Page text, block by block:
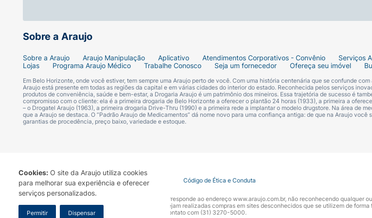
Cookies: O site da Araujo utiliza cookies
para melhorar sua experiência e oferecer
serviços personalizados.
Permitir Dispensar
Caprililglicol; Propilenoglicol; Cloreto de palmitamidopropiltrimônio; Proteína de
compressa; Fenilpropanol; Pidolato de sódio; Propanodiol; Lactato de sódio;
pidólico; Proteína de milho hidrolisada; Proteína de soja hidrolisada; Glúten de trigo
feniletílico; Sorbato de potássio; Glicina; Alanina; Ácido benzoico; Serina;
Treonina; Fenilalanina; Histidina; Isoleucina; Gliconato de cálcio; Tocoferol; Alfa-
Linalol.
Sobre a Araujo
Sobre a Araujo Araujo Manipulação Aplicativo Atendimentos Corporativos - Convênio Serviços
Lojas
Programa Araujo Médico Trabalhe Conosco Seja um fornecedor Ofereça seu imóvel
Em Belo Horizonte, onde você estiver, tem sempre uma Araujo perto de você. Com uma história centenária que se confunde
Araujo está presente em todas as regiões da capital e em várias cidades do interior do estado. Reconhecida pelos serviços
produtos de conveniência, saúde e bem-estar, a Drogaria Araujo é um patrimônio dos mineiros. Essa trajetória de sucesso é
compromisso com o cliente: ela é a primeira drogaria de Belo Horizonte a oferecer o plantão 24 horas (1933), a primeira a
– o Drogatel Araujo (1963), a primeira drogaria Drive-Thru (1990) e a primeira rede a implantar o modelo drugstore. Na área de
que a Araujo se destaca. O “Padrão Araujo de Medicamentos” dá nome novo para uma confiança antiga: de que na Araujo você
garantias de procedência, preço baixo, variedade e estoque.
Termo de Uso Portal da Privacidade Covid-19 Código de Ética e Conduta
A Drogaria Araujo S/A informa que o seu site oficial corresponde ao endereço www.araujo.com.br, não reconhecendo qualquer
marca. Para sua segurança recomendamos que não sejam realizadas compras em sites desconhecidos que se utilizem de
Araujo S.A. Em caso de dúvidas, gentileza entrar em contato com (31) 3270-5000.